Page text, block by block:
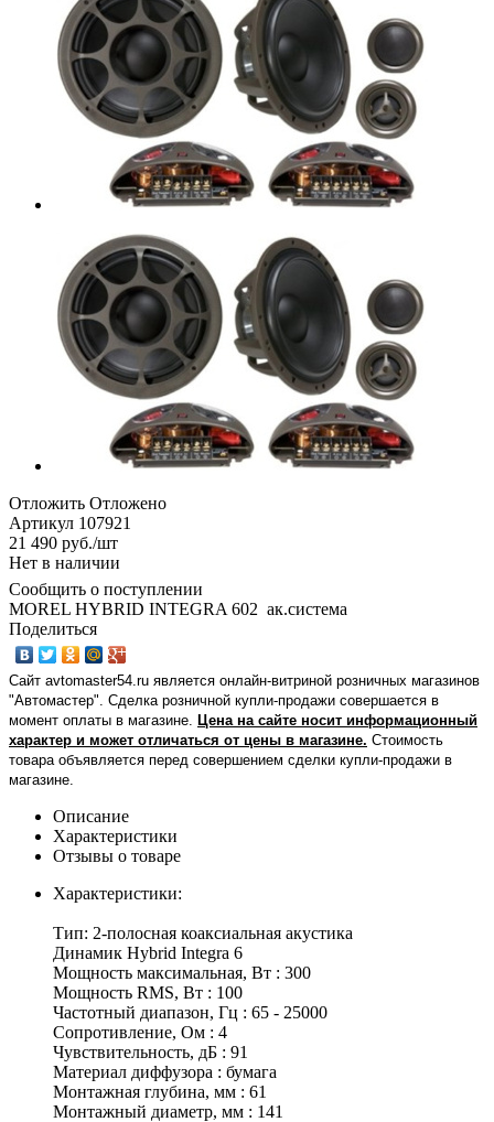
Отложить Отложено
Артикул 107921
21 490 руб./шт
Нет в наличии
Сообщить о поступлении
MOREL HYBRID INTEGRA 602 ак.система
Поделиться
Сайт avtomaster54.ru является онлайн-витриной розничных магазинов
"Автомастер". Сделка розничной купли-продажи совершается в
момент оплаты в магазине.
Цена на сайте носит информационный
характер и может отличаться от цены в магазине. Стоимость
товара объявляется перед совершением сделки купли-продажи в
магазине
Описание
Характеристики
Отзывы о товаре
Характеристики:
Тип: 2-полосная коаксиальная акустика
Динамик Hybrid Integra 6
Мощность максимальная, Вт : 300
Мощность RMS, Вт : 100
Частотный диапазон, Гц : 65 - 25000
Сопротивление, Ом : 4
Чувствительность, дБ : 91
Материал диффузора : бумага
Монтажная глубина, мм : 61
Монтажный диаметр, мм : 141